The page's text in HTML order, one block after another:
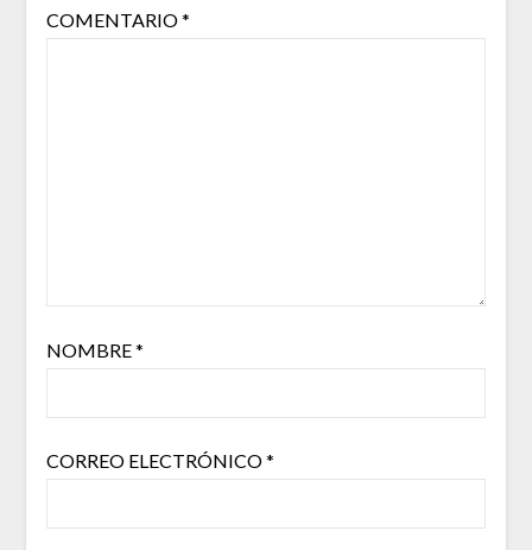
COMENTARIO*
NOMBRE*
CORREO ELECTRÓNICO*